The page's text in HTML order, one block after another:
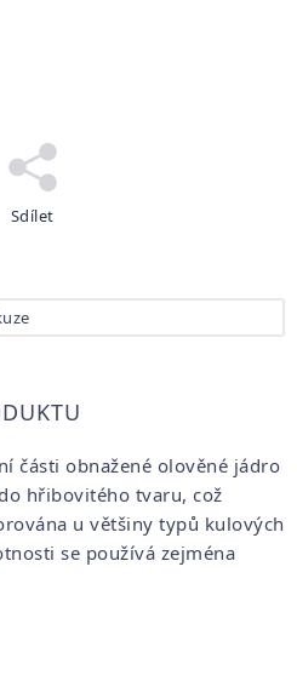
Sdílet
části obnažené olověné jádro
hřibovitého tvaru, což
u většiny typů kulových
se používá zejména